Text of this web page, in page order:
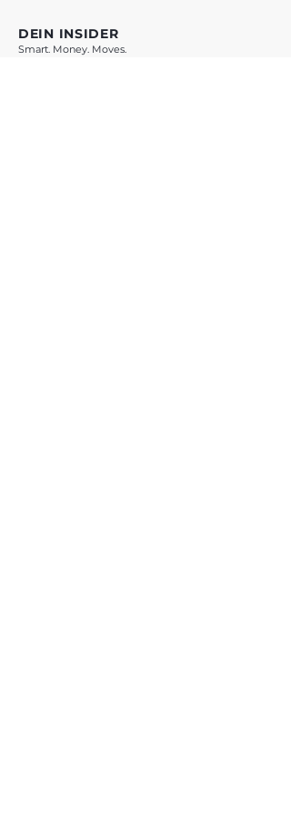
DEIN INSIDER
Smart. Money. Moves.